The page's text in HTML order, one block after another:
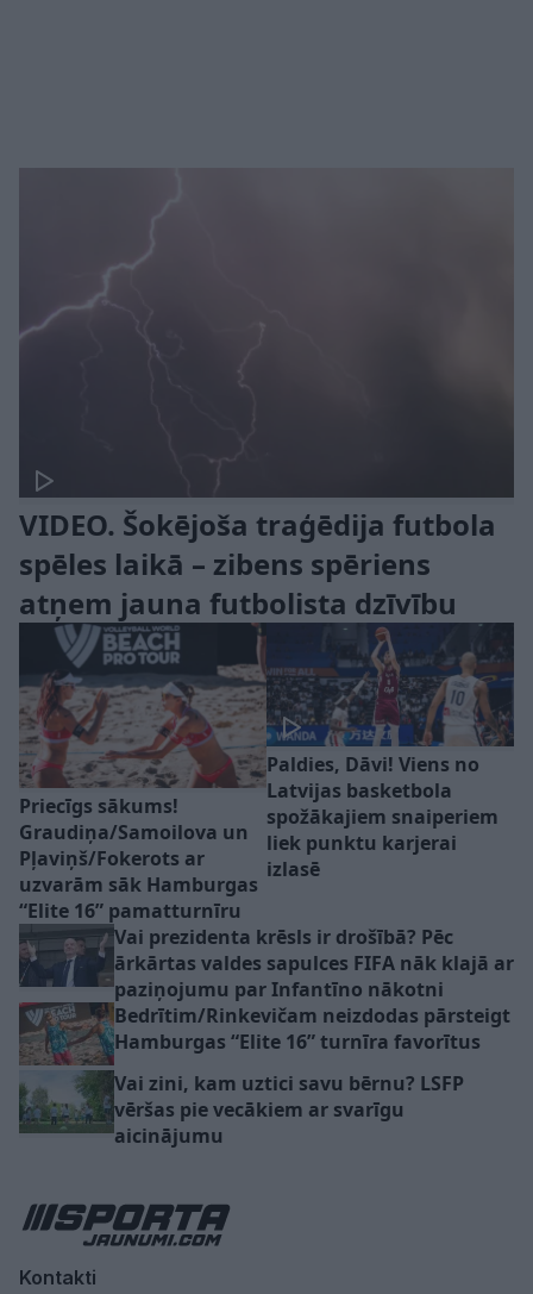
VIDEO. Šokējoša traģēdija futbola
spēles laikā – zibens spēriens
atņem jauna futbolista dzīvību
Priecīgs sākums!
Graudiņa/Samoilova un
Pļaviņš/Fokerots ar
uzvarām sāk Hamburgas
“Elite 16” pamatturnīru
Paldies, Dāvi! Viens no
Latvijas basketbola
spožākajiem snaiperiem
liek punktu karjerai
izlasē
Vai prezidenta krēsls ir drošībā? Pēc
ārkārtas valdes sapulces FIFA nāk klajā ar
paziņojumu par Infantīno nākotni
Bedrītim/Rinkevičam neizdodas pārsteigt
Hamburgas “Elite 16” turnīra favorītus
Vai zini, kam uztici savu bērnu? LSFP
vēršas pie vecākiem ar svarīgu
aicinājumu
Kontakti